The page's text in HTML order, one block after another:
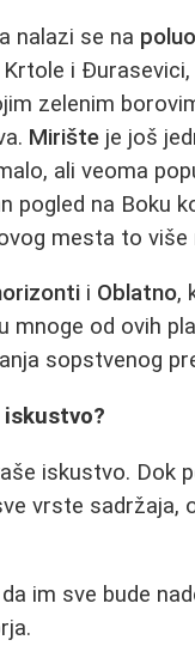
nalazi se na
i
zelenim
Mirište je još
ali veoma
pogled na Boku
mesta to više
i Oblatno,
mnoge od ovih
sopstvenog
iskustvo. Dok
vrste sadržaja,
im sve bude